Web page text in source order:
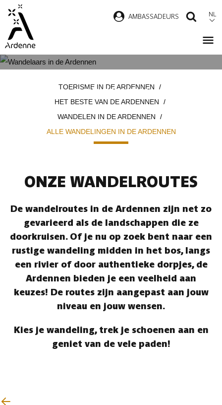
Overslaan
naar
inhoud
AMBASSADEURS NL
ARDENNEN
TOERISME IN DE ARDENNEN
HET BESTE VAN DE ARDENNEN
WANDELEN IN DE ARDENNEN
ALLE WANDELINGEN IN DE ARDENNEN
ONZE WANDELROUTES
De wandelroutes in de Ardennen zijn net zo
gevarieerd als de landschappen die ze
doorkruisen. Of je nu op zoek bent naar een
rustige wandeling midden in het bos, langs
een rivier of door authentieke dorpjes, de
Ardennen bieden je een veelheid aan
keuzes! De routes zijn aangepast aan jouw
niveau en jouw wensen.
Kies je wandeling, trek je schoenen aan en
geniet van de vele paden!